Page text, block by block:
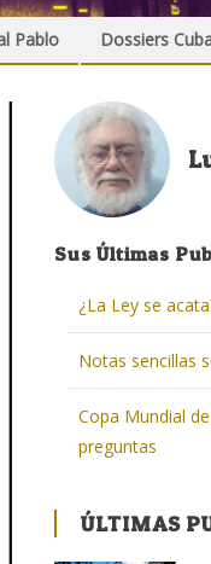
Pablo Dossiers
Sus Últimas
¿La Ley se
Notas sencillas
Copa Mundial
preguntas
ÚLTIMAS